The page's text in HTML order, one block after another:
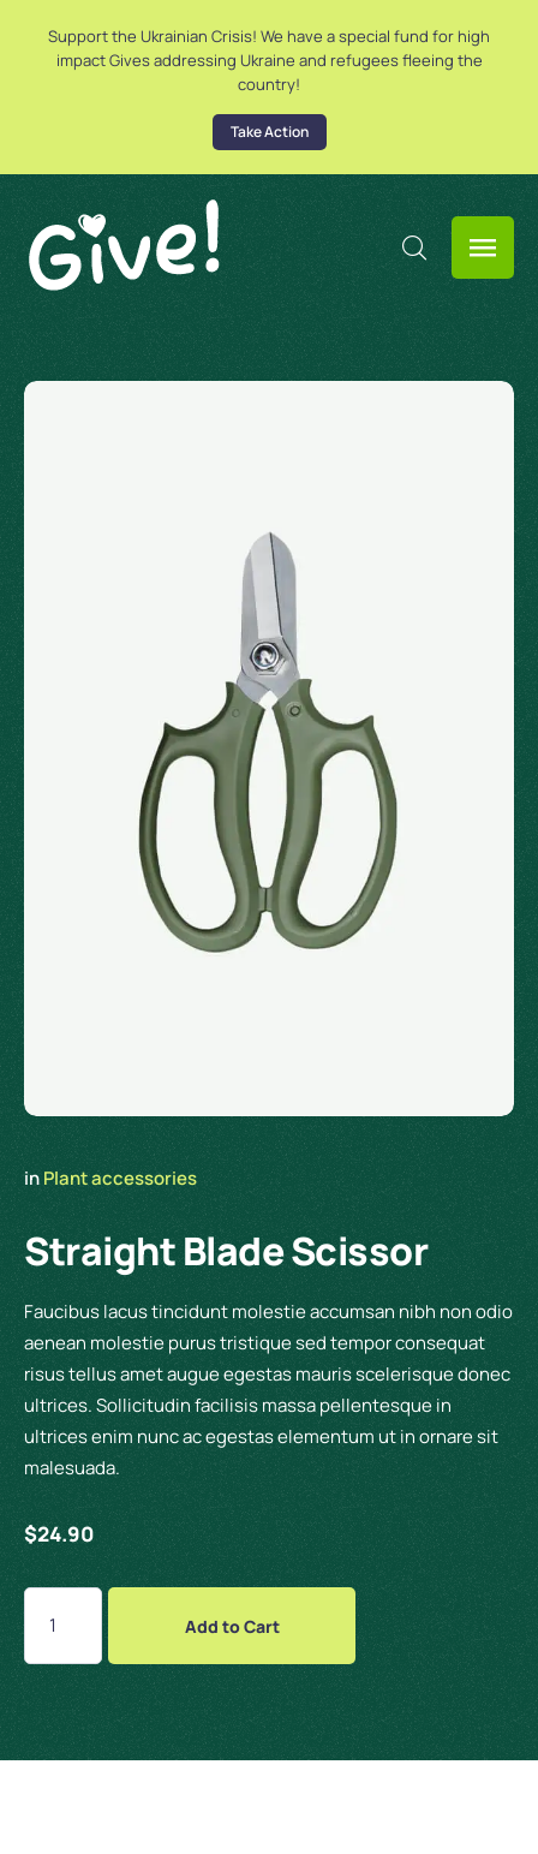
Support the Ukrainian Crisis! We have a special fund for high
impact Gives addressing Ukraine and refugees fleeing the
country!
Take Action
in Plant accessories
Straight Blade Scissor
Faucibus lacus tincidunt molestie accumsan nibh non odio
aenean molestie purus tristique sed tempor consequat
risus tellus amet augue egestas mauris scelerisque donec
ultrices. Sollicitudin facilisis massa pellentesque in
ultrices enim nunc ac egestas elementum ut in ornare sit
malesuada.
$24.90
Add to Cart